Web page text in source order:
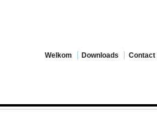
Welkom Downloads Contact